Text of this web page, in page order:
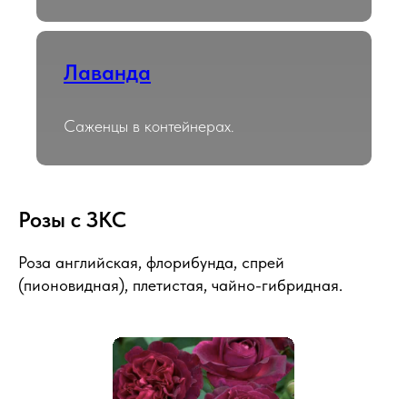
Лаванда
Саженцы в контейнерах.
Розы с ЗКС
Роза английская, флорибунда, спрей
(пионовидная), плетистая, чайно-гибридная.